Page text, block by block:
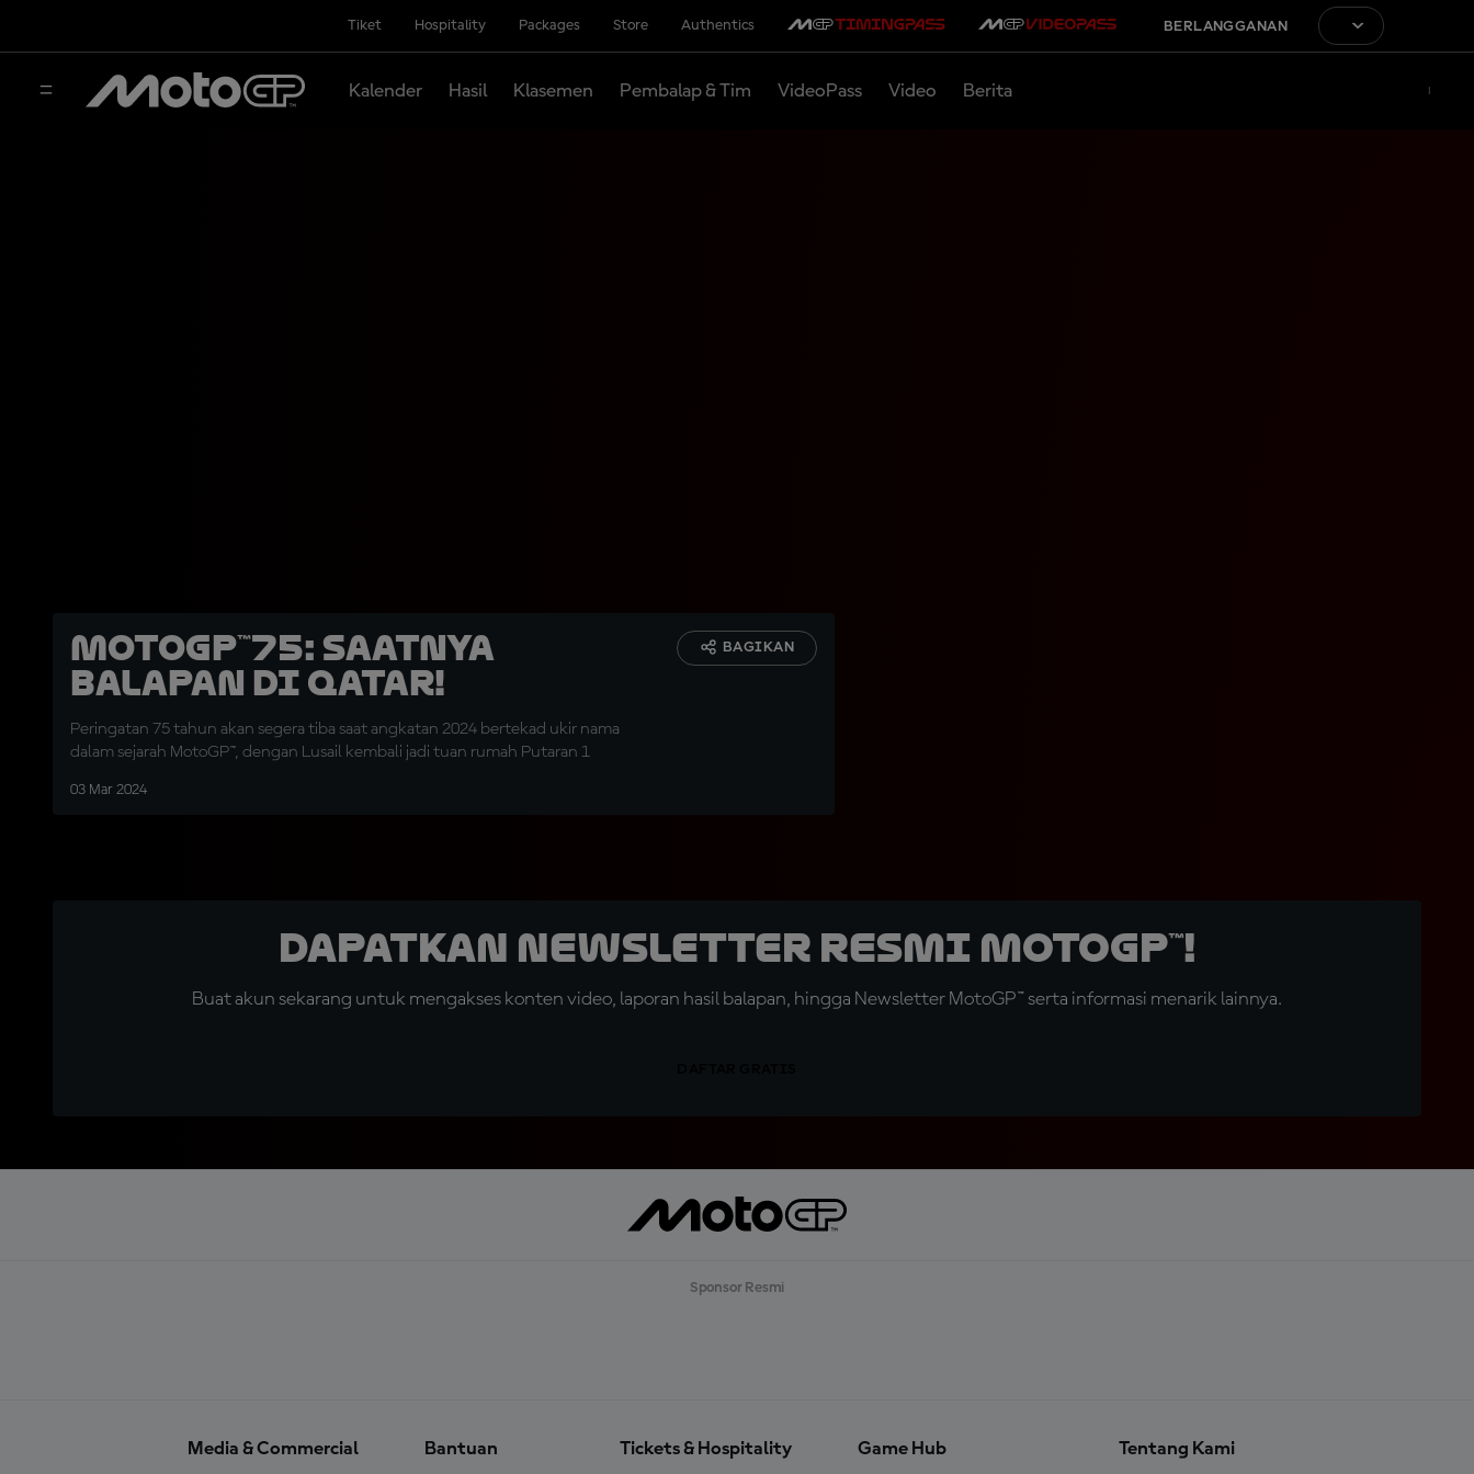
Tiket Hospitality Packages Store Authentics BERLANGGANAN
Kalender Hasil Klasemen Pembalap & Tim VideoPass Video Berita
MotoGP™75: Saatnya
Balapan di Qatar!
Peringatan 75 tahun akan segera tiba saat angkatan 2024 bertekad ukir nama
dalam sejarah MotoGP™, dengan Lusail kembali jadi tuan rumah Putaran 1
03 Mar 2024
BAGIKAN
Dapatkan Newsletter Resmi MotoGP™!
Buat akun sekarang untuk mengakses konten video, laporan hasil balapan, hingga Newsletter MotoGP™ serta informasi menarik lainnya.
Sponsor Resmi
Media & Commercial Bantuan Tickets & Hospitality Game Hub Tentang Kami